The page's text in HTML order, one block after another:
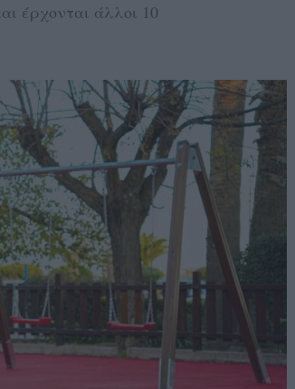
έρχονται άλλοι 10